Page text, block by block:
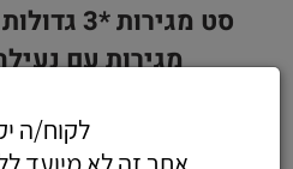
מגירות עם
לקוח/ה